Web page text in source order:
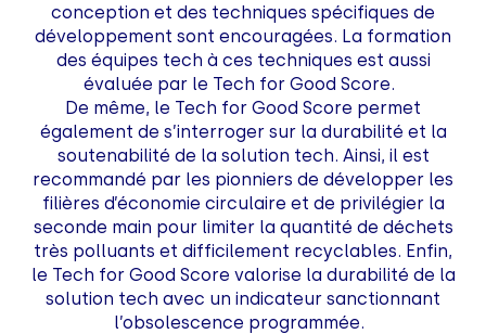
conception et des techniques spécifiques de
développement sont encouragées. La formation
des équipes tech à ces techniques est aussi
évaluée par le Tech for Good Score.
De même, le Tech for Good Score permet
également de s’interroger sur la durabilité et la
soutenabilité de la solution tech. Ainsi, il est
recommandé par les pionniers de développer les
filières d’économie circulaire et de privilégier la
seconde main pour limiter la quantité de déchets
très polluants et difficilement recyclables. Enfin,
le Tech for Good Score valorise la durabilité de la
solution tech avec un indicateur sanctionnant
l’obsolescence programmée.